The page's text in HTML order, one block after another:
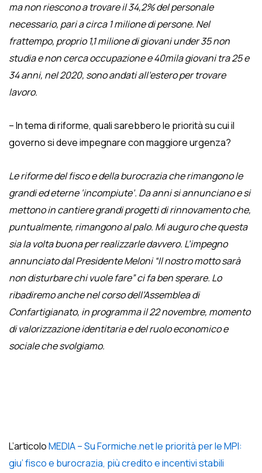
ma non riescono a trovare il 34,2% del personale
necessario, pari a circa 1 milione di persone. Nel
frattempo, proprio 1,1 milione di giovani under 35 non
studia e non cerca occupazione e 40mila giovani tra 25 e
34 anni, nel 2020, sono andati all’estero per trovare
lavoro.
– In tema di riforme, quali sarebbero le priorità su cui il
governo si deve impegnare con maggiore urgenza?
Le riforme del fisco e della burocrazia che rimangono le
grandi ed eterne ‘incompiute’. Da anni si annunciano e si
mettono in cantiere grandi progetti di rinnovamento che,
puntualmente, rimangono al palo. Mi auguro che questa
sia la volta buona per realizzarle davvero. L’impegno
annunciato dal Presidente Meloni “Il nostro motto sarà
non disturbare chi vuole fare” ci fa ben sperare. Lo
ribadiremo anche nel corso dell’Assemblea di
Confartigianato, in programma il 22 novembre, momento
di valorizzazione identitaria e del ruolo economico e
sociale che svolgiamo.
L’articoloMEDIA – Su Formiche.net le priorità per le MPI:
giu’ fisco e burocrazia, più credito e incentivi stabili